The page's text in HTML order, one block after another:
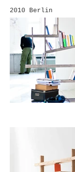
2010 Berlin